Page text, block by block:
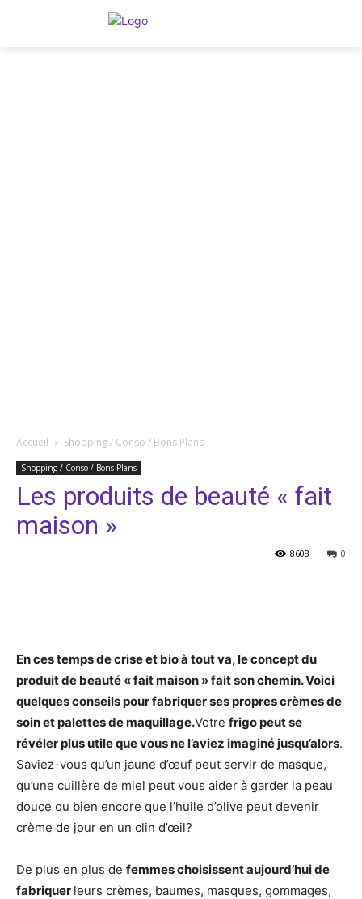
Accueil Shopping / Conso / Bons Plans
Shopping / Conso / Bons Plans
Les produits de beauté « fait
maison »
0
8608
En ces temps de crise et bio à tout va, le concept du
produit de beauté « fait maison » fait son chemin. Voici
quelques conseils pour fabriquer ses propres crèmes de
soin et palettes de maquillage.Votre frigo peut se
révéler plus utile que vous ne l’aviez imaginé jusqu’alors.
Saviez-vous qu’un jaune d’œuf peut servir de masque,
qu’une cuillère de miel peut vous aider à garder la peau
douce ou bien encore que l’huile d’olive peut devenir
crème de jour en un clin d’œil?
De plus en plus de femmes choisissent aujourd’hui de
fabriquer leurs crèmes, baumes, masques, gommages,